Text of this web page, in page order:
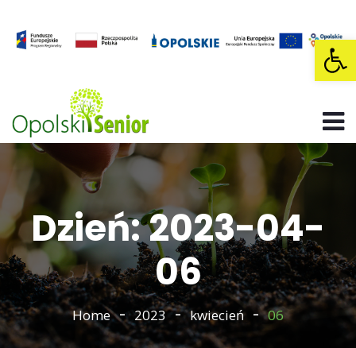
Dzień: 2023-04-
06
Home 2023 kwiecień 06